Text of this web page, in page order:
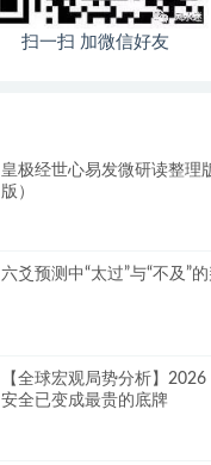
扫一扫 加微信好友
皇极经世心易发微研读整理
版）
六爻预测中“太过”与“不及”
【全球宏观局势分析】2026
安全已变成最贵的底牌